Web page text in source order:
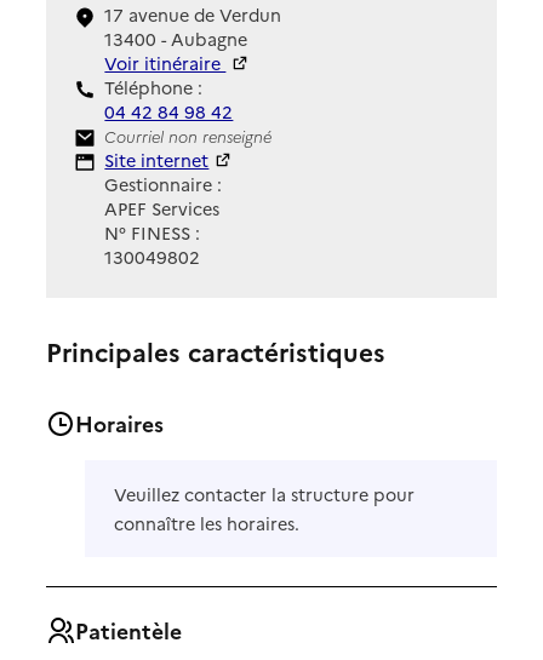
17 avenue de Verdun
13400 - Aubagne
Voir itinéraire
Téléphone :
04 42 84 98 42
Contact
Courriel non renseigné
Site Internet
Site internet
Gestionnaire :
APEF Services
N° FINESS :
130049802
Principales caractéristiques
Horaires
Veuillez contacter la structure pour
connaître les horaires.
Patientèle